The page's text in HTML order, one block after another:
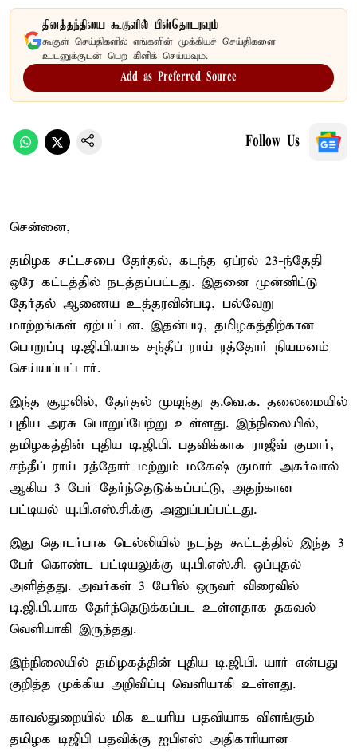
தினத்தந்தியை கூகுளில் பின்தொடரவும்
கூகுள் செய்திகளில் எங்களின் முக்கியச் செய்திகளை
உடனுக்குடன் பெற கிளிக் செய்யவும்.
Add as Preferred Source
Follow Us
சென்னை,
தமிழக சட்டசபை தேர்தல், கடந்த ஏப்ரல் 23-ந்தேதி
ஒரே கட்டத்தில் நடத்தப்பட்டது. இதனை முன்னிட்டு
தேர்தல் ஆணைய உத்தரவின்படி, பல்வேறு
மாற்றங்கள் ஏற்பட்டன. இதன்படி, தமிழகத்திற்கான
பொறுப்பு டி.ஜி.பி.யாக சந்தீப் ராய் ரத்தோர் நியமனம்
செய்யப்பட்டார்.
இந்த சூழலில், தேர்தல் முடிந்து த.வெ.க. தலைமையில்
புதிய அரசு பொறுப்பேற்று உள்ளது. இந்நிலையில்,
தமிழகத்தின் புதிய டி.ஜி.பி. பதவிக்காக ராஜீவ் குமார்,
சந்தீப் ராய் ரத்தோர் மற்றும் மகேஷ் குமார் அகர்வால்
ஆகிய 3 பேர் தேர்ந்தெடுக்கப்பட்டு, அதற்கான
பட்டியல் யு.பி.எஸ்.சி.க்கு அனுப்பப்பட்டது.
இது தொடர்பாக டெல்லியில் நடந்த கூட்டத்தில் இந்த 3
பேர் கொண்ட பட்டியலுக்கு யு.பி.எஸ்.சி. ஒப்புதல்
அளித்தது. அவர்கள் 3 பேரில் ஒருவர் விரைவில்
டி.ஜி.பி.யாக தேர்ந்தெடுக்கப்பட உள்ளதாக தகவல்
வெளியாகி இருந்தது.
இந்நிலையில் தமிழகத்தின் புதிய டி.ஜி.பி. யார் என்பது
குறித்த முக்கிய அறிவிப்பு வெளியாகி உள்ளது.
காவல்துறையில் மிக உயரிய பதவியாக விளங்கும்
தமிழக டிஜிபி பதவிக்கு ஐபிஎஸ் அதிகாரியான